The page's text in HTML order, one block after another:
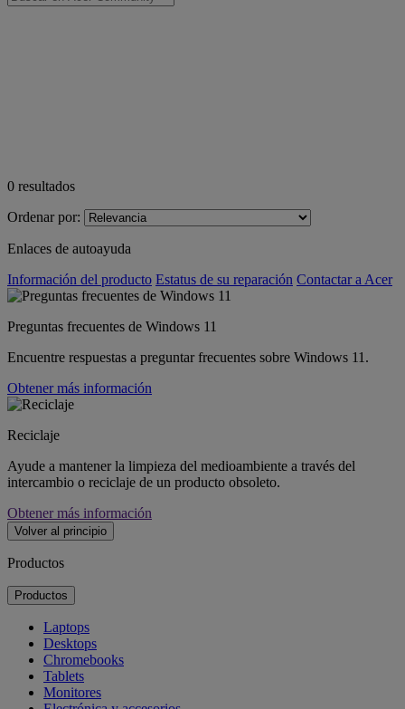
0 resultados
Ordenar por:
Enlaces de autoayuda
Información del producto Estatus de su reparación Contactar a Acer
Preguntas frecuentes de Windows 11
Encuentre respuestas a preguntar frecuentes sobre Windows 11.
Obtener más información
Reciclaje
Ayude a mantener la limpieza del medioambiente a través del
intercambio o reciclaje de un producto obsoleto.
Obtener más información
Volver al principio
Productos
Productos
Laptops
Desktops
Chromebooks
Tablets
Monitores